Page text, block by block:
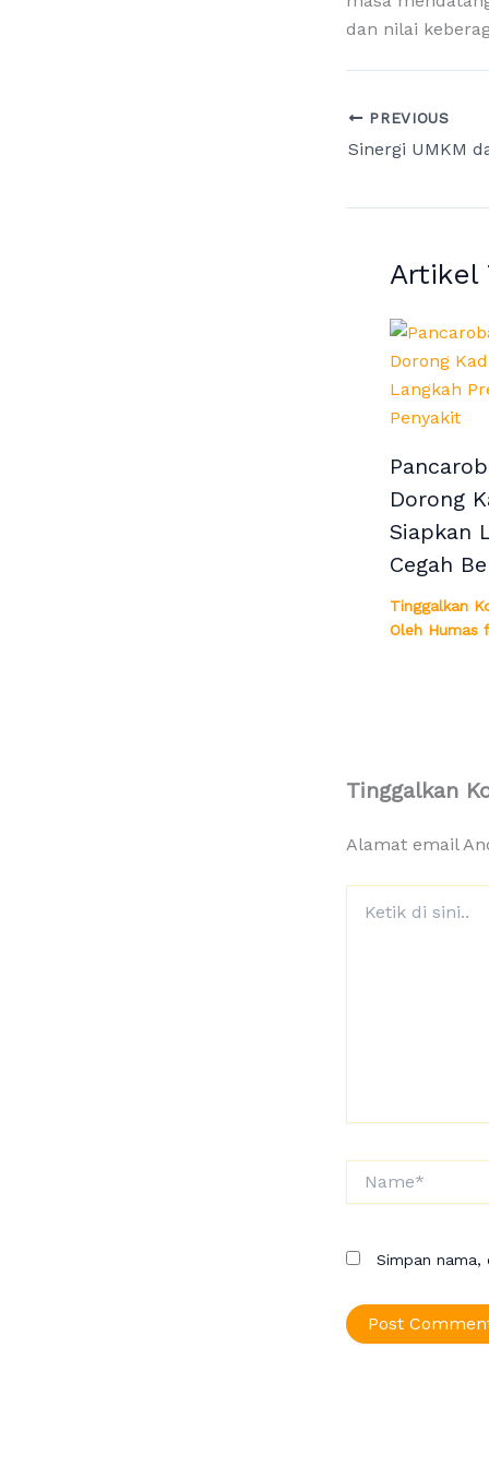
dan nilai
PREVIOUS
Artikel
Dorong
Siapkan
Cegah
Tinggalkan
Oleh Humas
Tinggalkan
Alamat email
Simpan nama,